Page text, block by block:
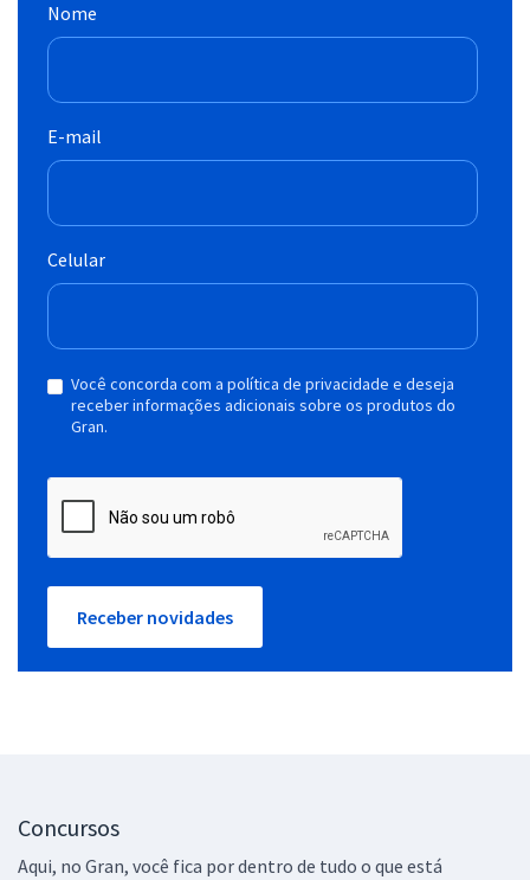
Nome
E-mail
Celular
Você concorda com a política de privacidade e deseja
receber informações adicionais sobre os produtos do
Gran.
Receber novidades
Concursos
Aqui, no Gran, você fica por dentro de tudo o que está